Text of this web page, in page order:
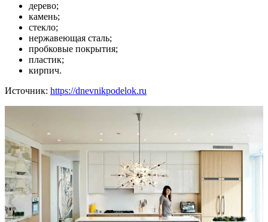
дерево;
камень;
стекло;
нержавеющая сталь;
пробковые покрытия;
пластик;
кирпич.
Источник: https://dnevnikpodelok.ru